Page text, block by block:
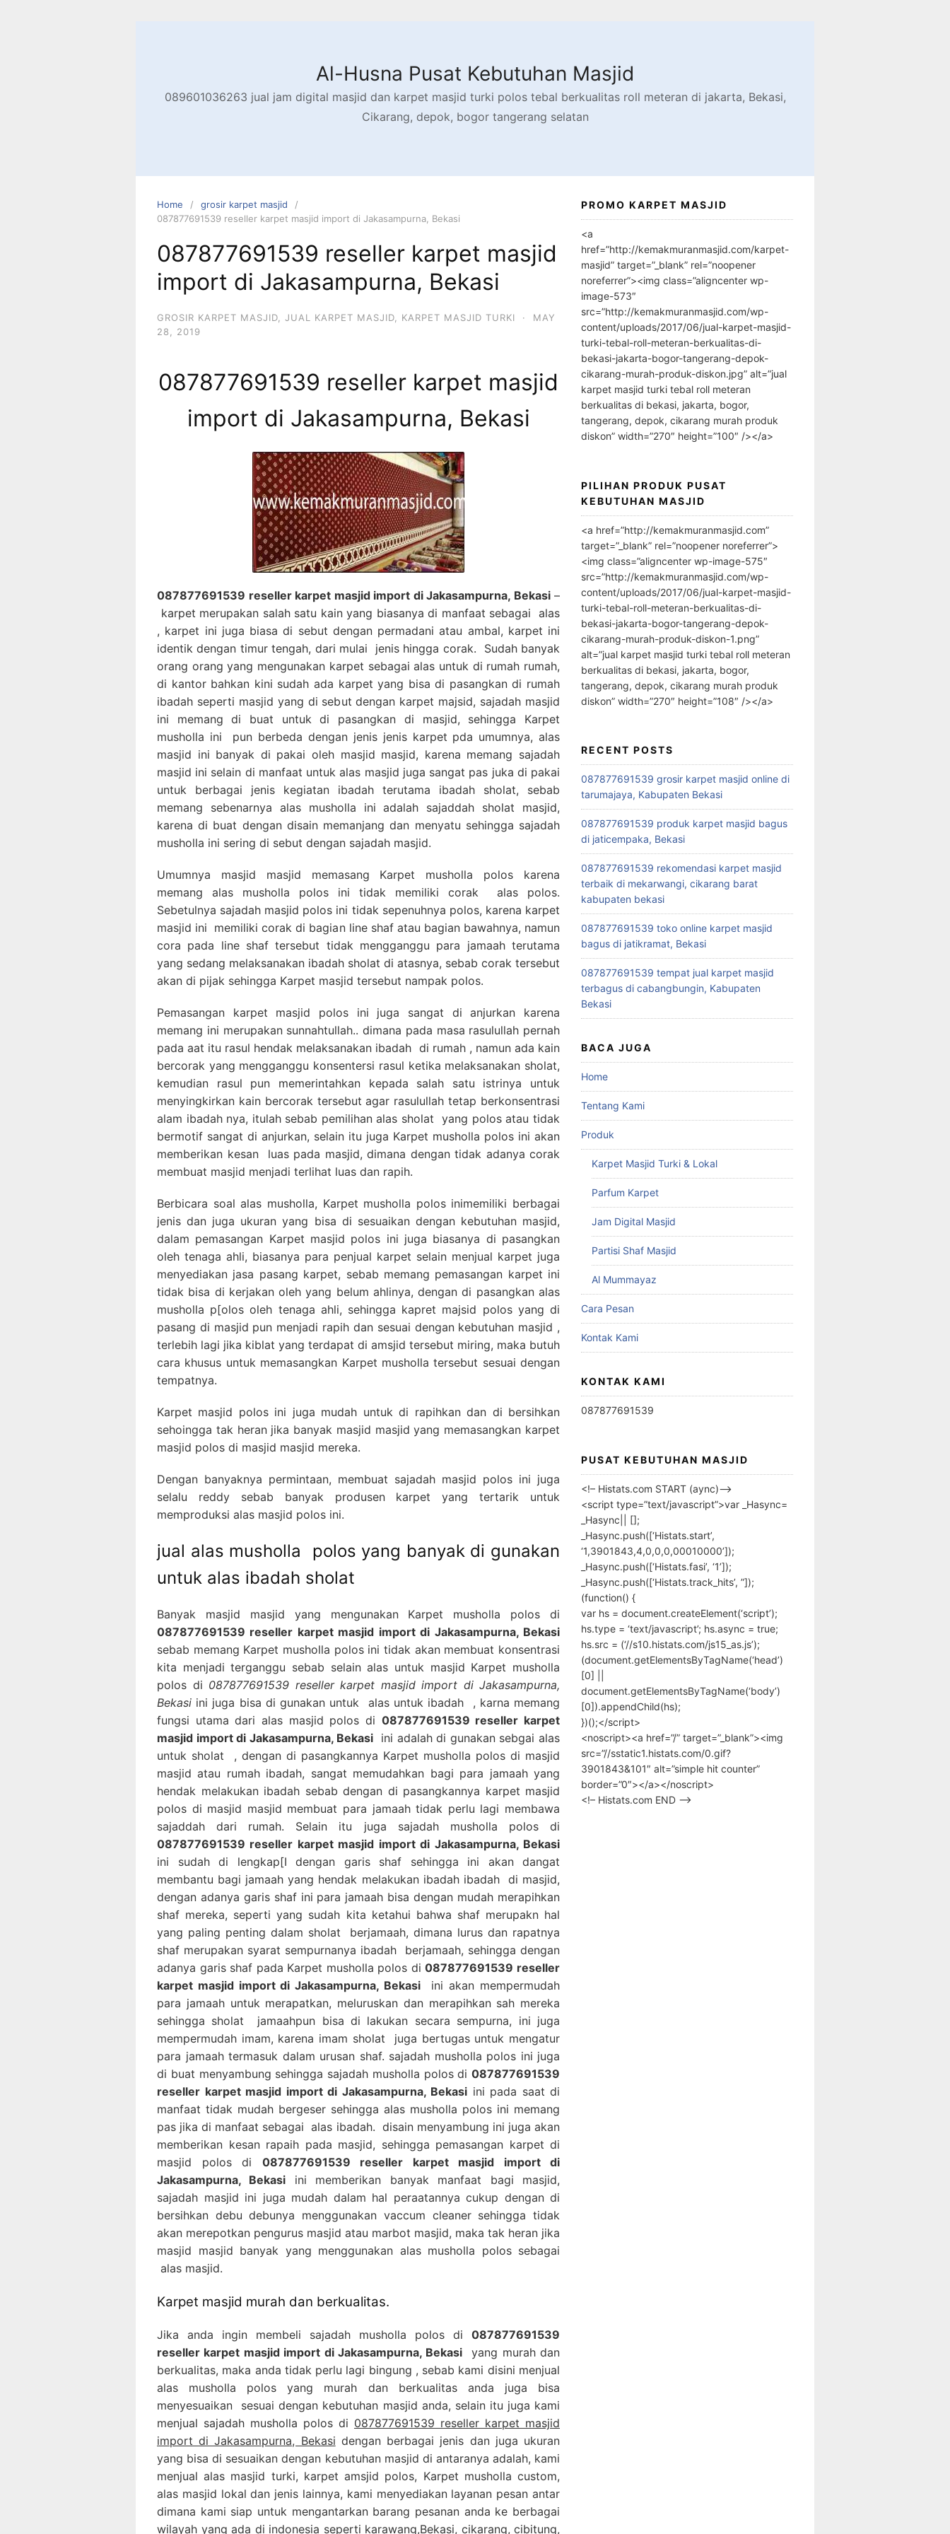
Al-Husna Pusat Kebutuhan Masjid
089601036263 jual jam digital masjid dan karpet masjid turki polos tebal berkualitas roll meteran di jakarta, Bekasi,
Cikarang, depok, bogor tangerang selatan
Home
grosir karpet masjid
087877691539 reseller karpet masjid import di Jakasampurna, Bekasi
087877691539 reseller karpet masjid
import di Jakasampurna, Bekasi
GROSIR KARPET MASJID JUAL KARPET MASJID KARPET MASJID TURKI ·
MAY
28, 2019
087877691539 reseller karpet masjid
import di Jakasampurna, Bekasi
087877691539 reseller karpet masjid import di Jakasampurna, Bekasi–
karpet merupakan salah satu kain yang biasanya di manfaat sebagai alas
, karpet ini juga biasa di sebut dengan permadani atau ambal, karpet ini
identik dengan timur tengah, dari mulai jenis hingga corak. Sudah banyak
orang orang yang mengunakan karpet sebagai alas untuk di rumah rumah,
di kantor bahkan kini sudah ada karpet yang bisa di pasangkan di rumah
ibadah seperti masjid yang di sebut dengan karpet majsid, sajadah masjid
ini memang di buat untuk di pasangkan di masjid, sehingga Karpet
musholla ini pun berbeda dengan jenis jenis karpet pda umumnya, alas
masjid ini banyak di pakai oleh masjid masjid, karena memang sajadah
masjid ini selain di manfaat untuk alas masjid juga sangat pas juka di pakai
untuk berbagai jenis kegiatan ibadah terutama ibadah sholat, sebab
memang sebenarnya alas musholla ini adalah sajaddah sholat masjid,
karena di buat dengan disain memanjang dan menyatu sehingga sajadah
musholla ini sering di sebut dengan sajadah masjid.
Umumnya masjid masjid memasang Karpet musholla polos karena
memang alas musholla polos ini tidak memiliki corak alas polos.
Sebetulnya sajadah masjid polos ini tidak sepenuhnya polos, karena karpet
masjid ini memiliki corak di bagian line shaf atau bagian bawahnya, namun
cora pada line shaf tersebut tidak mengganggu para jamaah terutama
yang sedang melaksanakan ibadah sholat di atasnya, sebab corak tersebut
akan di pijak sehingga Karpet masjid tersebut nampak polos.
Pemasangan karpet masjid polos ini juga sangat di anjurkan karena
memang ini merupakan sunnahtullah.. dimana pada masa rasulullah pernah
pada aat itu rasul hendak melaksanakan ibadah di rumah , namun ada kain
bercorak yang mengganggu konsentersi rasul ketika melaksanakan sholat,
kemudian rasul pun memerintahkan kepada salah satu istrinya untuk
menyingkirkan kain bercorak tersebut agar rasulullah tetap berkonsentrasi
alam ibadah nya, itulah sebab pemilihan alas sholat yang polos atau tidak
bermotif sangat di anjurkan, selain itu juga Karpet musholla polos ini akan
memberikan kesan luas pada masjid, dimana dengan tidak adanya corak
membuat masjid menjadi terlihat luas dan rapih.
Berbicara soal alas musholla, Karpet musholla polos inimemiliki berbagai
jenis dan juga ukuran yang bisa di sesuaikan dengan kebutuhan masjid,
dalam pemasangan Karpet masjid polos ini juga biasanya di pasangkan
oleh tenaga ahli, biasanya para penjual karpet selain menjual karpet juga
menyediakan jasa pasang karpet, sebab memang pemasangan karpet ini
tidak bisa di kerjakan oleh yang belum ahlinya, dengan di pasangkan alas
musholla p[olos oleh tenaga ahli, sehingga kapret majsid polos yang di
pasang di masjid pun menjadi rapih dan sesuai dengan kebutuhan masjid ,
terlebih lagi jika kiblat yang terdapat di amsjid tersebut miring, maka butuh
cara khusus untuk memasangkan Karpet musholla tersebut sesuai dengan
tempatnya.
Karpet masjid polos ini juga mudah untuk di rapihkan dan di bersihkan
sehoingga tak heran jika banyak masjid masjid yang memasangkan karpet
masjid polos di masjid masjid mereka.
Dengan banyaknya permintaan, membuat sajadah masjid polos ini juga
selalu reddy sebab banyak produsen karpet yang tertarik untuk
memproduksi alas masjid polos ini.
jual alas musholla polos yang banyak di gunakan
untuk alas ibadah sholat
Banyak masjid masjid yang mengunakan Karpet musholla polos di
087877691539 reseller karpet masjid import di Jakasampurna, Bekasi
sebab memang Karpet musholla polos ini tidak akan membuat konsentrasi
kita menjadi terganggu sebab selain alas untuk masjid Karpet musholla
polos di 087877691539 reseller karpet masjid import di Jakasampurna,
Bekasi ini juga bisa di gunakan untuk alas untuk ibadah , karna memang
fungsi utama dari alas masjid polos di 087877691539 reseller karpet
masjid import di Jakasampurna, Bekasi ini adalah di gunakan sebgai alas
untuk sholat , dengan di pasangkannya Karpet musholla polos di masjid
masjid atau rumah ibadah, sangat memudahkan bagi para jamaah yang
hendak melakukan ibadah sebab dengan di pasangkannya karpet masjid
polos di masjid masjid membuat para jamaah tidak perlu lagi membawa
sajaddah dari rumah. Selain itu juga sajadah musholla polos di
087877691539 reseller karpet masjid import di Jakasampurna, Bekasi
ini sudah di lengkap[I dengan garis shaf sehingga ini akan dangat
membantu bagi jamaah yang hendak melakukan ibadah ibadah di masjid,
dengan adanya garis shaf ini para jamaah bisa dengan mudah merapihkan
shaf mereka, seperti yang sudah kita ketahui bahwa shaf merupakn hal
yang paling penting dalam sholat berjamaah, dimana lurus dan rapatnya
shaf merupakan syarat sempurnanya ibadah berjamaah, sehingga dengan
adanya garis shaf pada Karpet musholla polos di087877691539 reseller
karpet masjid import di Jakasampurna, Bekasiini akan mempermudah
para jamaah untuk merapatkan, meluruskan dan merapihkan sah mereka
sehingga sholat jamaahpun bisa di lakukan secara sempurna, ini juga
mempermudah imam, karena imam sholat juga bertugas untuk mengatur
para jamaah termasuk dalam urusan shaf. sajadah musholla polos ini juga
di buat menyambung sehingga sajadah musholla polos di 087877691539
reseller karpet masjid import di Jakasampurna, Bekasi ini pada saat di
manfaat tidak mudah bergeser sehingga alas musholla polos ini memang
pas jika di manfaat sebagai alas ibadah. disain menyambung ini juga akan
memberikan kesan rapaih pada masjid, sehingga pemasangan karpet di
masjid polos di 087877691539 reseller karpet masjid import di
Jakasampurna, Bekasi ini memberikan banyak manfaat bagi masjid,
sajadah masjid ini juga mudah dalam hal peraatannya cukup dengan di
bersihkan debu debunya menggunakan vaccum cleaner sehingga tidak
akan merepotkan pengurus masjid atau marbot masjid, maka tak heran jika
masjid masjid banyak yang menggunakan alas musholla polos sebagai
alas masjid.
Karpet masjid murah dan berkualitas.
Jika anda ingin membeli sajadah musholla polos di 087877691539
reseller karpet masjid import di Jakasampurna, Bekasi yang murah dan
berkualitas, maka anda tidak perlu lagi bingung , sebab kami disini menjual
alas musholla polos yang murah dan berkualitas anda juga bisa
menyesuaikan sesuai dengan kebutuhan masjid anda, selain itu juga kami
menjual sajadah musholla polos di 087877691539 reseller karpet masjid
import di Jakasampurna, Bekasi dengan berbagai jenis dan juga ukuran
yang bisa di sesuaikan dengan kebutuhan masjid di antaranya adalah, kami
menjual alas masjid turki, karpet amsjid polos, Karpet musholla custom,
alas masjid lokal dan jenis lainnya, kami menyediakan layanan pesan antar
dimana kami siap untuk mengantarkan barang pesanan anda ke berbagai
wilayah yang ada di indonesia seperti karawang,Bekasi, cikarang, cibitung,
PROMO KARPET MASJID
<a
href=”http://kemakmuranmasjid.com/karpet-
masjid” target=”_blank” rel=”noopener
noreferrer”><img class=”aligncenter wp-
image-573″
src=”http://kemakmuranmasjid.com/wp-
content/uploads/2017/06/jual-karpet-masjid-
turki-tebal-roll-meteran-berkualitas-di-
bekasi-jakarta-bogor-tangerang-depok-
cikarang-murah-produk-diskon.jpg” alt=”jual
karpet masjid turki tebal roll meteran
berkualitas di bekasi, jakarta, bogor,
tangerang, depok, cikarang murah produk
diskon” width=”270″ height=”100″ /></a>
PILIHAN PRODUK PUSAT
KEBUTUHAN MASJID
<a href=”http://kemakmuranmasjid.com”
target=”_blank” rel=”noopener noreferrer”>
<img class=”aligncenter wp-image-575″
src=”http://kemakmuranmasjid.com/wp-
content/uploads/2017/06/jual-karpet-masjid-
turki-tebal-roll-meteran-berkualitas-di-
bekasi-jakarta-bogor-tangerang-depok-
cikarang-murah-produk-diskon-1.png”
alt=”jual karpet masjid turki tebal roll meteran
berkualitas di bekasi, jakarta, bogor,
tangerang, depok, cikarang murah produk
diskon” width=”270″ height=”108″ /></a>
RECENT POSTS
087877691539 grosir karpet masjid online di
tarumajaya, Kabupaten Bekasi
087877691539 produk karpet masjid bagus
di jaticempaka, Bekasi
087877691539 rekomendasi karpet masjid
terbaik di mekarwangi, cikarang barat
kabupaten bekasi
087877691539 toko online karpet masjid
bagus di jatikramat, Bekasi
087877691539 tempat jual karpet masjid
terbagus di cabangbungin, Kabupaten
Bekasi
BACA JUGA
Home
Tentang Kami
Produk
Karpet Masjid Turki & Lokal
Parfum Karpet
Jam Digital Masjid
Partisi Shaf Masjid
Al Mummayaz
Cara Pesan
Kontak Kami
KONTAK KAMI
087877691539
PUSAT KEBUTUHAN MASJID
<!– Histats.com START (aync)–>
<script type=”text/javascript”>var _Hasync=
_Hasync|| [];
_Hasync.push([‘Histats.start’,
‘1,3901843,4,0,0,0,00010000’]);
_Hasync.push([‘Histats.fasi’, ‘1’]);
_Hasync.push([‘Histats.track_hits’, ”]);
(function() {
var hs = document.createElement(‘script’);
hs.type = ‘text/javascript’; hs.async = true;
hs.src = (‘//s10.histats.com/js15_as.js’);
(document.getElementsByTagName(‘head’)
[0] ||
document.getElementsByTagName(‘body’)
[0]).appendChild(hs);
})();</script>
<noscript><a href=”/” target=”_blank”><img
src=”//sstatic1.histats.com/0.gif?
3901843&101″ alt=”simple hit counter”
border=”0″></a></noscript>
<!– Histats.com END –>